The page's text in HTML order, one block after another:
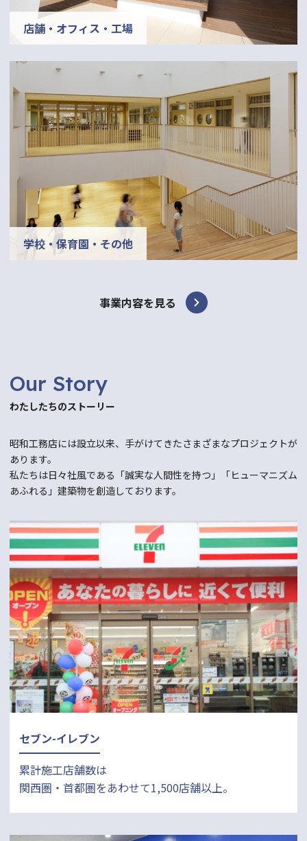
店舗・オフィス・工場
学校・保育園・その他
事業内容を見る
Our Story
わたしたちのストーリー
昭和工務店には設立以来、手がけてきたさまざまなプロジェクトが
あります。
私たちは日々社風である「誠実な人間性を持つ」「ヒューマニズム
あふれる」建築物を創造しております。
セブン-イレブン
累計施工店舗数は
関西圏・首都圏をあわせて1,500店舗以上。